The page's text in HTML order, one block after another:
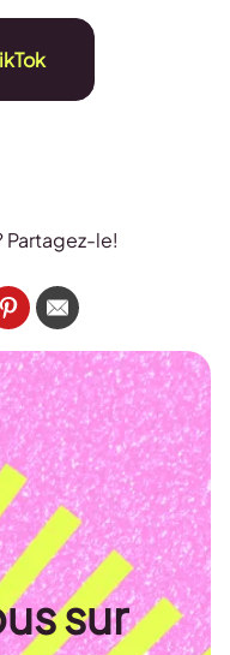
Partagez-le!
sur